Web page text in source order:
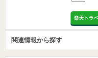
楽天トラ
関連情報から探す